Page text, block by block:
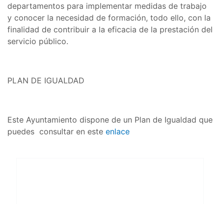
departamentos para implementar medidas de trabajo
y conocer la necesidad de formación, todo ello, con la
finalidad de contribuir a la eficacia de la prestación del
servicio público.
PLAN DE IGUALDAD
Este Ayuntamiento dispone de un Plan de Igualdad que
puedes consultar en este enlace